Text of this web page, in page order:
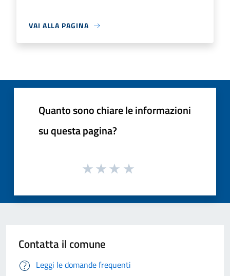
VAI ALLA PAGINA
Quanto sono chiare le informazioni
su questa pagina?
Contatta il comune
Leggi le domande frequenti